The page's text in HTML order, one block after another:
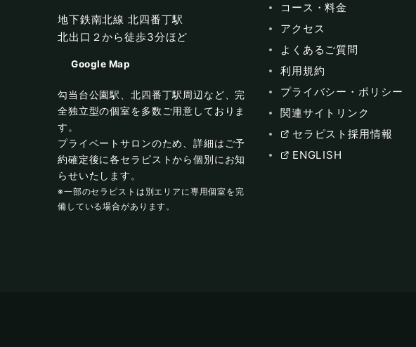
地下鉄南北線 北四番丁駅
北出口２から徒歩3分ほど
Google Map
勾当台公園駅、北四番丁駅周辺など、完
全独立型の個室を多数ご用意しておりま
す。
プライベートサロンのため、詳細はご予
約確定後に各セラピストから個別にお知
らせいたします。
※一部のセラピストは別エリアに専用個室を完
備している場合があります。
コース・料金
アクセス
よくあるご質問
利用規約
プライバシー・ポリシー
関連サイトリンク
セラピスト採用情報
ENGLISH